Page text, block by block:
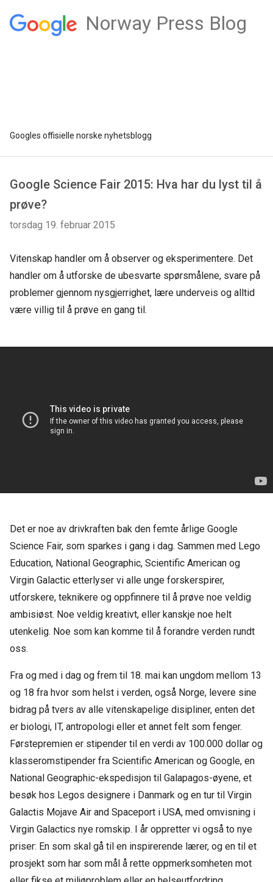
Norway Press Blog
Googles offisielle norske nyhetsblogg
Google Science Fair 2015: Hva har du lyst til å
prøve?
torsdag 19. februar 2015
Vitenskap handler om å observer og eksperimentere. Det
handler om å utforske de ubesvarte spørsmålene, svare på
problemer gjennom nysgjerrighet, lære underveis og alltid
være villig til å prøve en gang til.
Det er noe av drivkraften bak den femte årlige Google
Science Fair, som sparkes i gang i dag. Sammen med Lego
Education, National Geographic, Scientific American og
Virgin Galactic etterlyser vi alle unge forskerspirer,
utforskere, teknikere og oppfinnere til å prøve noe veldig
ambisiøst. Noe veldig kreativt, eller kanskje noe helt
utenkelig. Noe som kan komme til å forandre verden rundt
oss.
Fra og med i dag og frem til 18. mai kan ungdom mellom 13
og 18 fra hvor som helst i verden, også Norge, levere sine
bidrag på tvers av alle vitenskapelige disipliner, enten det
er biologi, IT, antropologi eller et annet felt som fenger.
Førstepremien er stipender til en verdi av 100.000 dollar og
klasseromstipender fra Scientific American og Google, en
National Geographic-ekspedisjon til Galapagos-øyene, et
besøk hos Legos designere i Danmark og en tur til Virgin
Galactis Mojave Air and Spaceport i USA, med omvisning i
Virgin Galactics nye romskip. I år oppretter vi også to nye
priser: En som skal gå til en inspirerende lærer, og en til et
prosjekt som har som mål å rette oppmerksomheten mot